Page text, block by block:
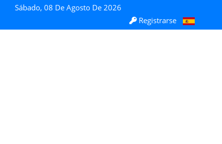
Sábado, 08 De Agosto De 2026
Registrarse